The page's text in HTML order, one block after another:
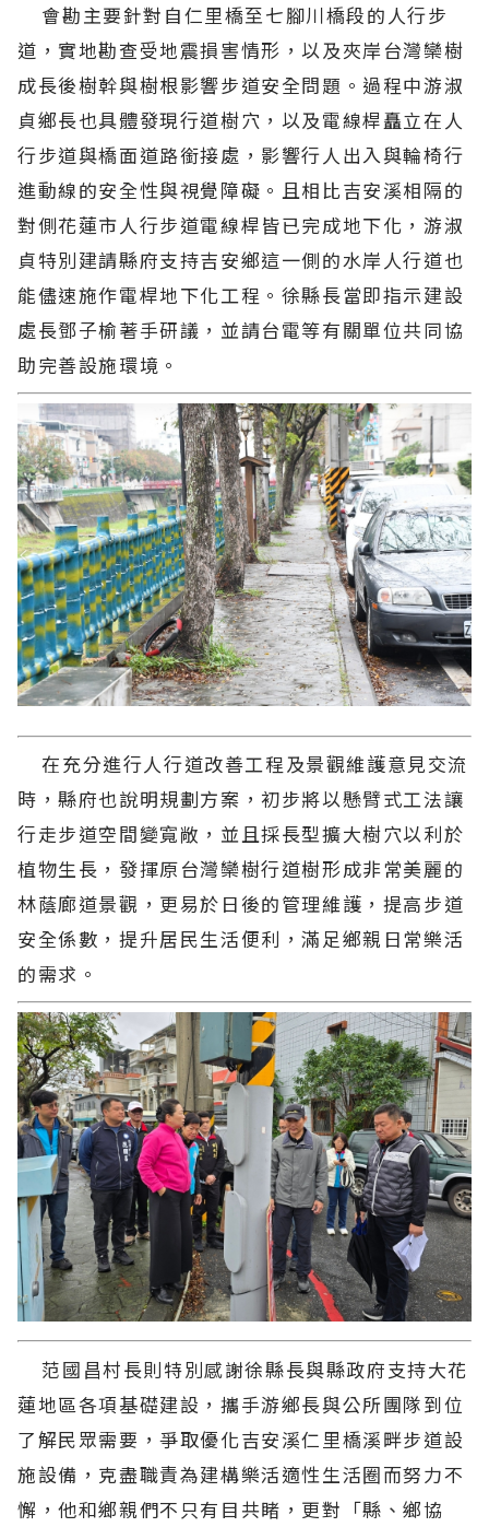
會勘主要針對自仁里橋至七腳川橋段的人行步
道，實地勘查受地震損害情形，以及夾岸台灣欒樹
成長後樹幹與樹根影響步道安全問題。過程中游淑
貞鄉長也具體發現行道樹穴，以及電線桿矗立在人
行步道與橋面道路銜接處，影響行人出入與輪椅行
進動線的安全性與視覺障礙。且相比吉安溪相隔的
對側花蓮市人行步道電線桿皆已完成地下化，游淑
貞特別建請縣府支持吉安鄉這一側的水岸人行道也
能儘速施作電桿地下化工程。徐縣長當即指示建設
處長鄧子榆著手研議，並請台電等有關單位共同協
助完善設施環境。
在充分進行人行道改善工程及景觀維護意見交流
時，縣府也說明規劃方案，初步將以懸臂式工法讓
行走步道空間變寬敞，並且採長型擴大樹穴以利於
植物生長，發揮原台灣欒樹行道樹形成非常美麗的
林蔭廊道景觀，更易於日後的管理維護，提高步道
安全係數，提升居民生活便利，滿足鄉親日常樂活
的需求。
范國昌村長則特別感謝徐縣長與縣政府支持大花
蓮地區各項基礎建設，攜手游鄉長與公所團隊到位
了解民眾需要，爭取優化吉安溪仁里橋溪畔步道設
施設備，克盡職責為建構樂活適性生活圈而努力不
懈，他和鄉親們不只有目共睹，更對「縣、鄉協